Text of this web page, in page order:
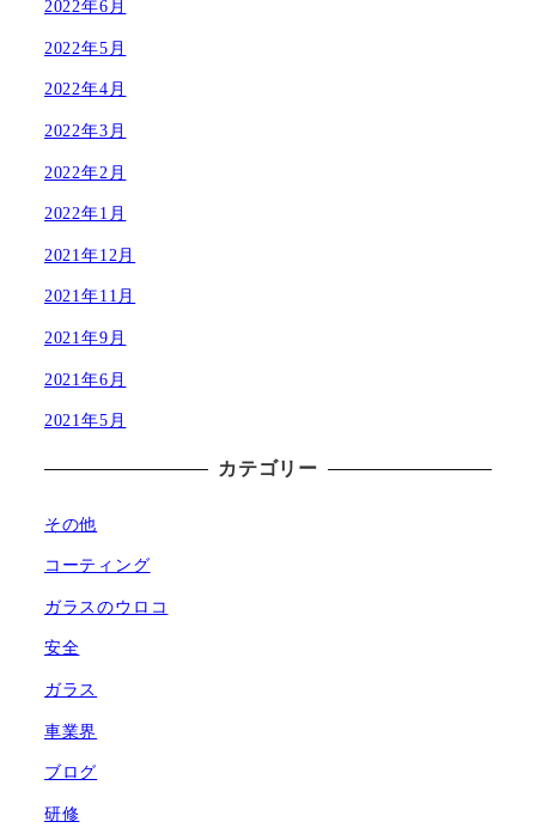
2022年6月
2022年5月
2022年4月
2022年3月
2022年2月
2022年1月
2021年12月
2021年11月
2021年9月
2021年6月
2021年5月
カテゴリー
その他
コーティング
ガラスのウロコ
安全
ガラス
車業界
ブログ
研修